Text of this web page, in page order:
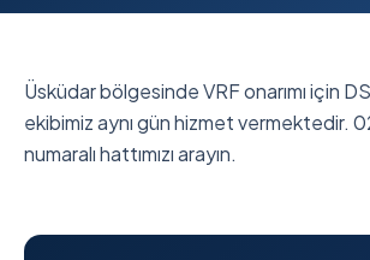
Üsküdar bölgesinde VRF onarımı için
ekibimiz aynı gün hizmet vermektedir.
numaralı hattımızı arayın.